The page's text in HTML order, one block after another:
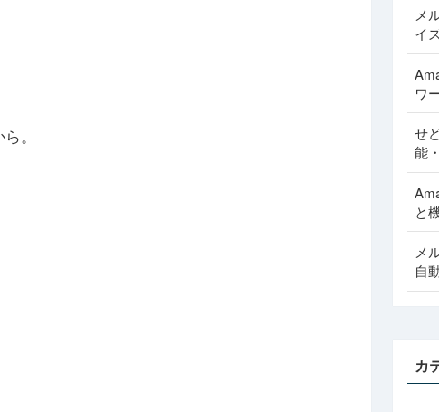
。
メ
イ
ワ
せ
能
と
メ
自
カ